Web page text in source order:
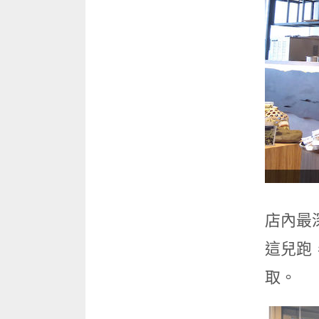
店內最
這兒跑
取。